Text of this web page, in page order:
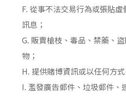
F. 從事不法交易行為或張貼
訊息；
G. 販賣槍枝、毒品、禁藥、
物；
H. 提供賭博資訊或以任何方
I. 濫發廣告郵件、垃圾郵件、